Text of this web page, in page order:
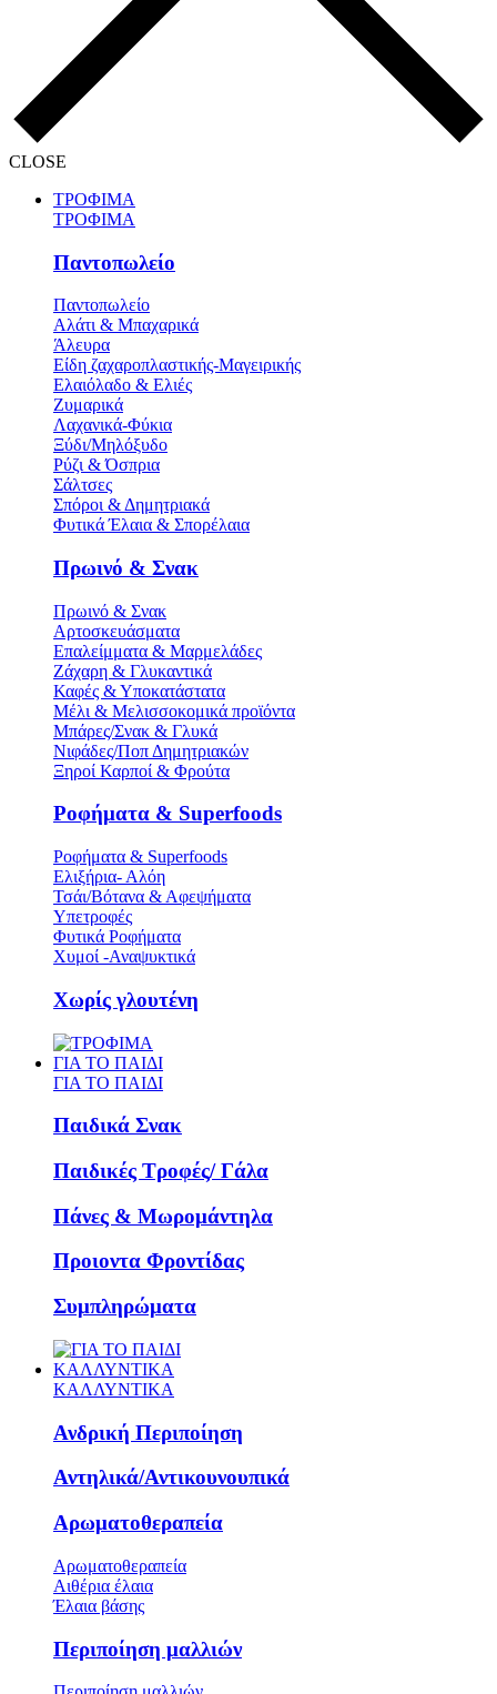
CLOSE
ΤΡΟΦΙΜΑ
ΤΡΟΦΙΜΑ
Παντοπωλείο
Παντοπωλείο
Αλάτι & Μπαχαρικά
Άλευρα
Είδη ζαχαροπλαστικής-Μαγειρικής
Ελαιόλαδο & Ελιές
Ζυμαρικά
Λαχανικά-Φύκια
Ξύδι/Μηλόξυδο
Ρύζι & Όσπρια
Σάλτσες
Σπόροι & Δημητριακά
Φυτικά Έλαια & Σπορέλαια
Πρωινό & Σνακ
Πρωινό & Σνακ
Αρτοσκευάσματα
Επαλείμματα & Μαρμελάδες
Ζάχαρη & Γλυκαντικά
Καφές & Υποκατάστατα
Μέλι & Μελισσοκομικά προϊόντα
Μπάρες/Σνακ & Γλυκά
Νιφάδες/Ποπ Δημητριακών
Ξηροί Καρποί & Φρούτα
Ροφήματα & Superfoods
Ροφήματα & Superfoods
Ελιξήρια- Αλόη
Τσάι/Βότανα & Αφεψήματα
Υπετροφές
Φυτικά Ροφήματα
Χυμοί -Αναψυκτικά
Χωρίς γλουτένη
ΓΙΑ ΤΟ ΠΑΙΔΙ
ΓΙΑ ΤΟ ΠΑΙΔΙ
Παιδικά Σνακ
Παιδικές Τροφές/ Γάλα
Πάνες & Μωρομάντηλα
Προιοντα Φροντίδας
Συμπληρώματα
ΚΑΛΛΥΝΤΙΚΑ
ΚΑΛΛΥΝΤΙΚΑ
Ανδρική Περιποίηση
Αντηλικά/Αντικουνουπικά
Αρωματοθεραπεία
Αρωματοθεραπεία
Αιθέρια έλαια
Έλαια βάσης
Περιποίηση μαλλιών